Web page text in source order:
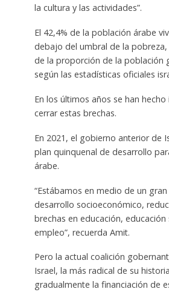
la cultura y las actividades”.
El 42,4% de la población árabe
debajo del umbral de la
de la proporción de la población
según las estadísticas oficiales
En los últimos años se han
cerrar estas brechas.
En 2021, el gobierno anterior de
plan quinquenal de desarrollo
árabe.
“Estábamos en medio de un gran
desarrollo socioeconómico,
brechas en educación, educación
empleo”, recuerda Amit.
Pero la actual coalición
Israel, la más radical de su
gradualmente la financiación de